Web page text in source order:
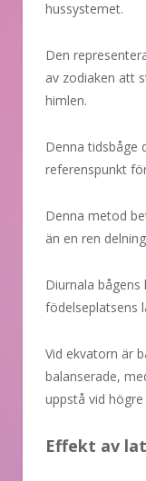
hussystemet.
Den
av zodiaken att
himlen.
Denna tidsbåge
referenspunkt
Denna metod
än en ren
Diurnala
födelseplatsens
Vid ekvatorn är
balanserade,
uppstå vid
Effekt av